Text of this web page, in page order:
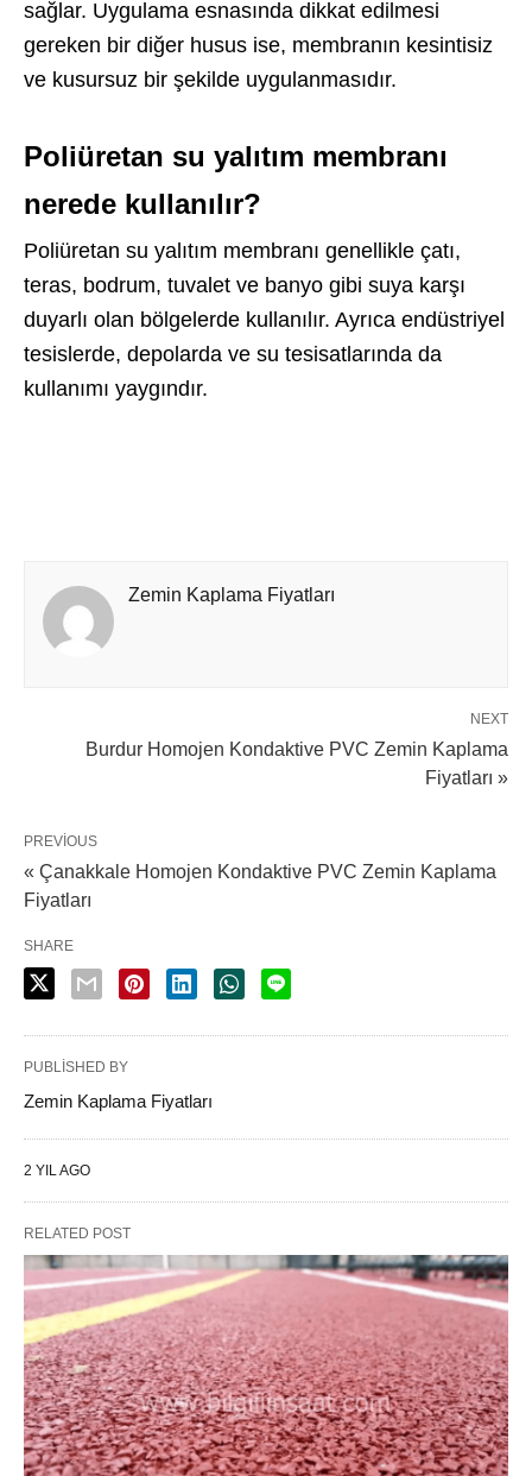
sağlar. Uygulama esnasında dikkat edilmesi
gereken bir diğer husus ise, membranın kesintisiz
ve kusursuz bir şekilde uygulanmasıdır.
Poliüretan su yalıtım membranı
nerede kullanılır?
Poliüretan su yalıtım membranı genellikle çatı,
teras, bodrum, tuvalet ve banyo gibi suya karşı
duyarlı olan bölgelerde kullanılır. Ayrıca endüstriyel
tesislerde, depolarda ve su tesisatlarında da
kullanımı yaygındır.
Zemin Kaplama Fiyatları
NEXT
Burdur Homojen Kondaktive PVC Zemin Kaplama
Fiyatları »
PREVIOUS
« Çanakkale Homojen Kondaktive PVC Zemin Kaplama
Fiyatları
SHARE
PUBLISHED BY
Zemin Kaplama Fiyatları
2 YIL AGO
RELATED POST